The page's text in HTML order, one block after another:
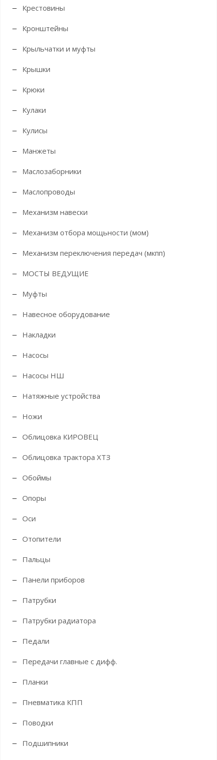
Крестовины
Кронштейны
Крыльчатки и муфты
Крышки
Крюки
Кулаки
Кулисы
Манжеты
Маслозаборники
Маслопроводы
Механизм навески
Механизм отбора мощьности (мом)
Механизм переключения передач (мкпп)
МОСТЫ ВЕДУЩИЕ
Муфты
Навесное оборудование
Накладки
Насосы
Насосы НШ
Натяжные устройства
Ножи
Облицовка КИРОВЕЦ
Облицовка трактора ХТЗ
Обоймы
Опоры
Оси
Отопители
Пальцы
Панели приборов
Патрубки
Патрубки радиатора
Педали
Передачи главные с дифф.
Планки
Пневматика КПП
Поводки
Подшипники